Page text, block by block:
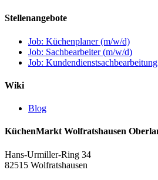
Stellenangebote
Job: Küchenplaner (m/w/d)
Job: Sachbearbeiter (m/w/d)
Job:
Wiki
Blog
KüchenMarkt Wolfratshausen
Hans-Urmiller-Ring 34
82515 Wolfratshausen